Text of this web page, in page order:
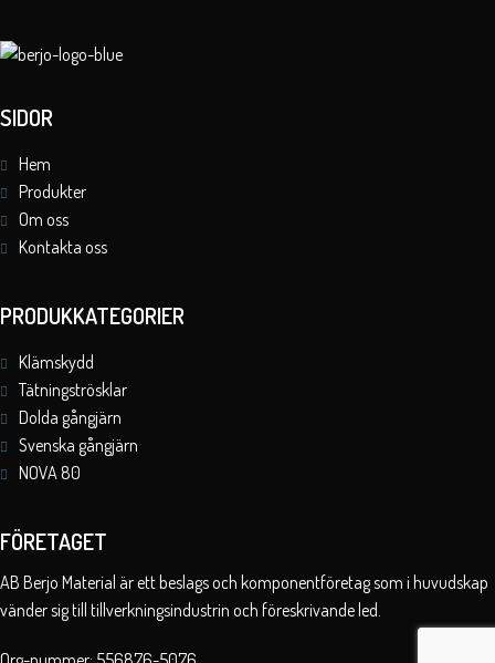
SIDOR
Hem
Produkter
Om oss
Kontakta oss
PRODUKKATEGORIER
Klämskydd
Tätningströsklar
Dolda gångjärn
Svenska gångjärn
NOVA 80
FÖRETAGET
AB Berjo Material är ett beslags och komponentföretag som i huvudskap
vänder sig till tillverkningsindustrin och föreskrivande led.